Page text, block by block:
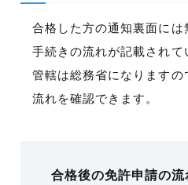
合格した方の通知裏面に
手続きの流れが記載され
管轄は総務省になりますの
流れを確認できます。
合格後の免許申請の流